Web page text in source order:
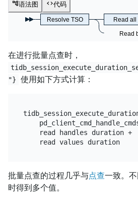
语法图 代码
Resolve TSO
Read all
Read
在进行批量点查时，
"}
使用如下方式计算：
    read handles duration +
    read values duration
批量点查的过程几乎与点查一致。
时得到多个值。